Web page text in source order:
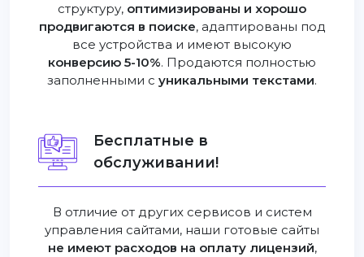
структуру, оптимизированы и хорошо
продвигаются в поиске, адаптированы под
все устройства и имеют высокую
конверсию 5-10%. Продаются полностью
заполненными с уникальными текстами.
Бесплатные в
обслуживании!
В отличие от других сервисов и систем
управления сайтами, наши готовые сайты
не имеют расходов на оплату лицензий,